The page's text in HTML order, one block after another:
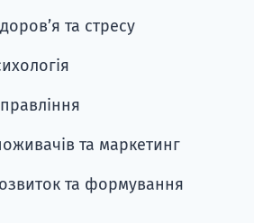
та стресу
та маркетинг
та формування